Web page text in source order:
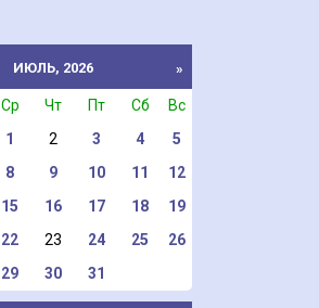
ИЮЛЬ, 2026 »
Ср Чт Пт Сб
Вс
1
2 3 4
5
8 9 10 11
12
15 16 17 18
19
22 23 24 25
26
29 30 31